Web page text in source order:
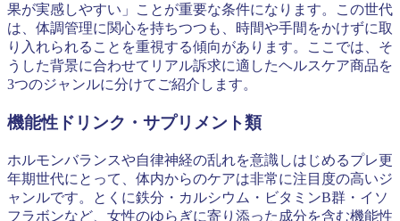
果が実感しやすい」ことが重要な条件になります。この世代
は、体調管理に関心を持ちつつも、時間や手間をかけずに取
り入れられることを重視する傾向があります。ここでは、そ
うした背景に合わせてリアル訴求に適したヘルスケア商品を
3つのジャンルに分けてご紹介します。
機能性ドリンク・サプリメント類
ホルモンバランスや自律神経の乱れを意識しはじめるプレ更
年期世代にとって、体内からのケアは非常に注目度の高いジ
ャンルです。とくに鉄分・カルシウム・ビタミンB群・イソ
フラボンなど、女性のゆらぎに寄り添った成分を含む機能性